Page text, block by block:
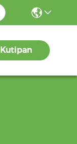
Kutipan